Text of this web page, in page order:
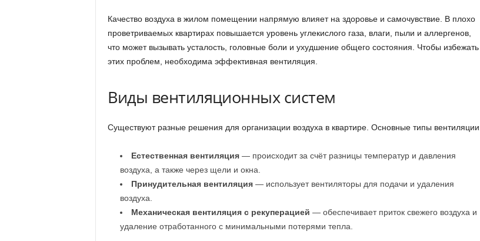
Качество воздуха в жилом помещении напрямую влияет на здоровье и самочувствие. В плохо
проветриваемых квартирах повышается уровень углекислого газа, влаги, пыли и аллергенов,
что может вызывать усталость, головные боли и ухудшение общего состояния. Чтобы избежать
этих проблем, необходима эффективная вентиляция.
Виды вентиляционных систем
Существуют разные решения для организации воздуха в квартире. Основные типы
Естественная вентиляция— происходит за счёт разницы температур и давления
воздуха, а также через щели и окна.
Принудительная вентиляция— использует вентиляторы для подачи и удаления
воздуха.
Механическая вентиляция с рекуперацией — обеспечивает приток свежего воздуха и
удаление отработанного с минимальными потерями тепла.